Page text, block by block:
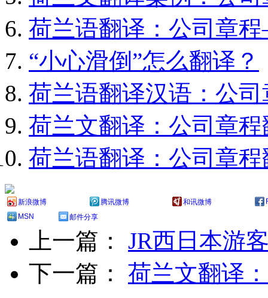
荷兰语翻译：公司章
“小心滑倒”怎么翻译？
荷兰语翻译汉语：公
荷兰文翻译：公司章
荷兰语翻译：公司章
新浪微博 腾讯微博 和讯微博
MSN
邮件分享
上一篇： JR西日本游
下一篇： 荷兰文翻译